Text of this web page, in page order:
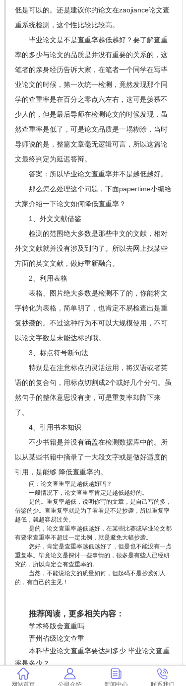
低是可以的。还是建议你的论文在zaojiance论文查
重系统检测，这个性比较比较高。
毕业论文是不是查重率越低越好？要了解查重
率的多少与论文的品质是并没有重要的关系的，这
笔者的亲身经历告诉大家，在笔者一个同学在写毕
业论文的时候，第一次统一检测，竟然发现那个同
学的查重率是在百分之零点六左右，这可是羡慕不
少人的，但是最后导师在检测论文的时候发现，虽
然查重率是低了，可是论文品质是一塌糊涂，当时
导师说的是，整篇文章毫无逻辑可言，所以这篇论
文最终判定为延迟答辩。
答案：所以毕业论文查重率并不是越低越好。
那么怎么处理这个问题，下面papertime小编给
大家介绍一下论文如何降低查重率？
1、外文文献借鉴
检测的范围绝大多数是那些中文的文献，相对
外文文献就并没有涉及到的了。所以去网上找某些
方面的英文文献，做好重新融合。
2、利用表格
表格、图片绝大多数是检测不了的，你能将文
字转化为表格，简单明了，也肯定不易检查出是重
复抄袭的。不过这种行为不可以大规模使用，不可
以论文字数是未能达标的哦。
3、标点符号断句法
特别是在注意标点的灵活运用，将汉语或者英
语的的复合句，用标点切割成2个或好几个分句。虽
然句子的整体意思没有变，可是重复率却降下来
了。
4、引用书本知识
不少书籍是并没有涵盖在检测数据库中的。所
以从某些书籍中摘录了一大段文字或是做好适度的
引用，是能够 降低查重率的。
问：论文查重率是越低越好吗？
一般情况下，论文查重率肯定是越低越好的。
是的。重复率越低，说明你写的文章，是自己写的多，
借鉴的少。查重复率就是为了看看是不是抄袭，所以重复率
越低，就越容易过关。
是的，论文查重率越低越好，在某些比赛或毕业论文都
有要求查重率不超过一定比例，就是避免大幅抄袭。
您好，肯定是查重率越低越好了，但是也不能没有一点
重复率。毕竟论文是探讨一些事情的，很多是有些人已经研
究的，所以肯定会有查重率的。
当然，不能说论文的质量如何，但起码不是抄袭别人
的，有自己的主见！
推荐阅读，更多相关内容：
学术终版会查重吗
晋州省级论文查重
本科毕业论文查重率要达到多少 毕业论文查重
率是多少？
学术查重论文观点剽窃
网站首页 公司介绍 新闻中心 联系我们